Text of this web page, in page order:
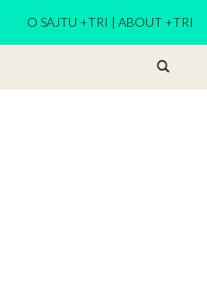
O SAJTU +TRI | ABOUT +TRI